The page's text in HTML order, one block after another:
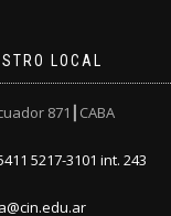
LOCAL
871┃CABA
5217-3101 int. 243